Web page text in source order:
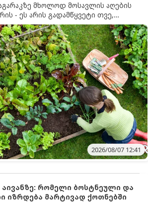
მხოლოდ მოსავლის აღების
- ეს არის გადამწყვეტი თვე,
ეყრება მომავალი წლის
და ბაღი მზადდება შემოდგომა-
იმისათვის, რომ
ენერგია აღიდგინოს, ხოლო
ზამთარს გაუძლონ, აგვისტოს
მნიშვნელოვანი საქმის გაკეთება
2026/08/07 12:41
აივანზე: რომელი ბოსტნეული და
იზრდება მარტივად ქოთნებში